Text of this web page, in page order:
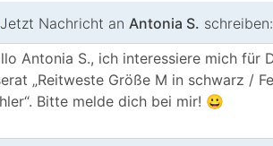
Jetzt Nachricht an Antonia S. schreiben: